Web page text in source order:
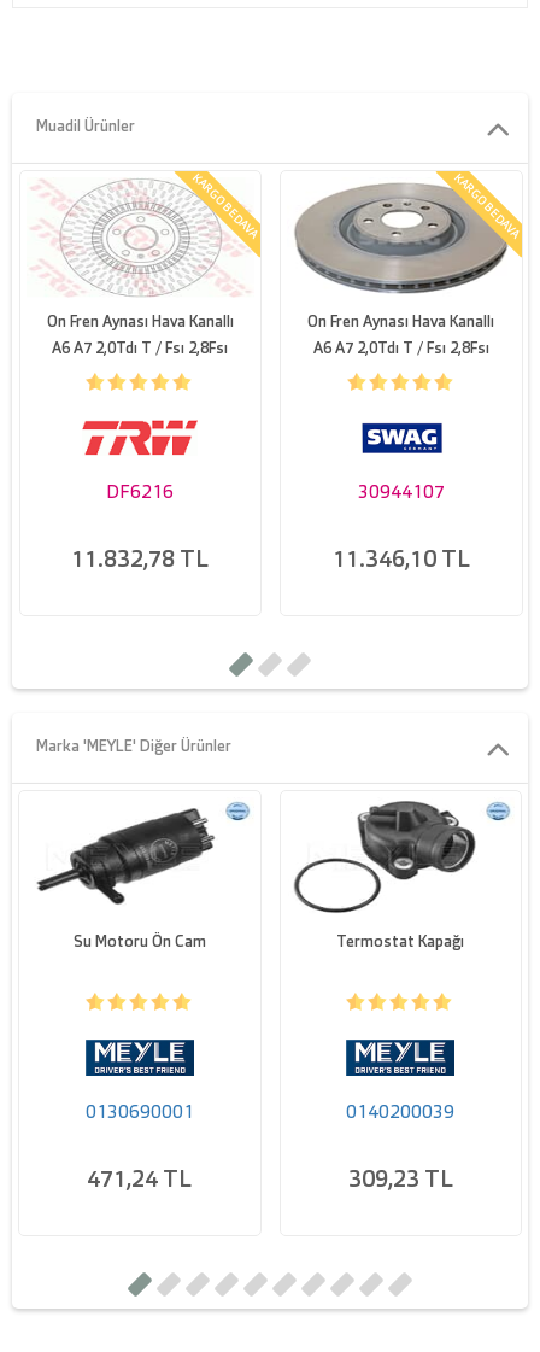
asgari kalinlik [mm] 31,5
Bijon saplamasinin deliği -Ø [mm] 15,3
Muadil Ürünler
KARGO BEDAVA
On Fren Aynası Hava Kanallı
A6 A7 2,0Tdı T / Fsı 2,8Fsı
3,0Tfsı / Tdı 11>>
DF6216
11.832,78 TL
KARGO BEDAVA
On Fren Aynası Hava Kanallı
A6 A7 2,0Tdı T / Fsı 2,8Fsı
3,0Tfsı / Tdı 11>> (Takım)
30944107
11.346,10 TL
Marka 'MEYLE' Diğer Ürünler
Su Motoru Ön Cam
0130690001
471,24 TL
Termostat Kapağı
0140200039
309,23 TL